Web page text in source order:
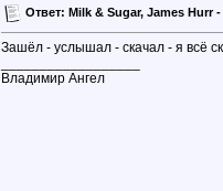
Ответ: Milk & Sugar, James Hurr
Зашёл - услышал - скачал - я всё
Владимир Ангел